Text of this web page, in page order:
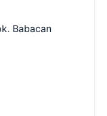
Babacan